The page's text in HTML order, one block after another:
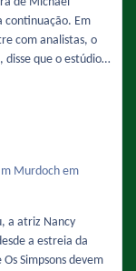
continuação. Em
com analistas, o
disse que o estúdio
"Acredito que o
2-sequencia-da-
de-estreia-
Murdoch em
a atriz Nancy
a estreia da
Simpsons devem